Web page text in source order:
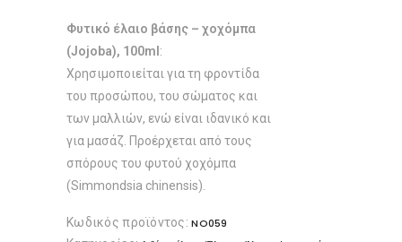
Φυτικό έλαιο βάσης – χοχόμπα
(Jojoba), 100ml :
Χρησιμοποιείται για τη φροντίδα
του προσώπου, του σώματος και
των μαλλιών, ενώ είναι ιδανικό και
για μασάζ. Προέρχεται από τους
σπόρους του φυτού χοχόμπα
(Simmondsia chinensis).
Κωδικός προϊόντος:NO059